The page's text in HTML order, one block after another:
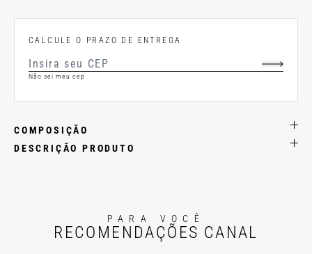
CALCULE O PRAZO DE ENTREGA
Não sei meu cep
COMPOSIÇÃO
DESCRIÇÃO PRODUTO
PARA VOCÊ
RECOMENDAÇÕES CANAL